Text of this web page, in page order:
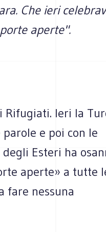
Che ieri
aperte".
Rifugiati. Ieri la
e poi con le
Esteri ha
aperte» a tutte
fare nessuna